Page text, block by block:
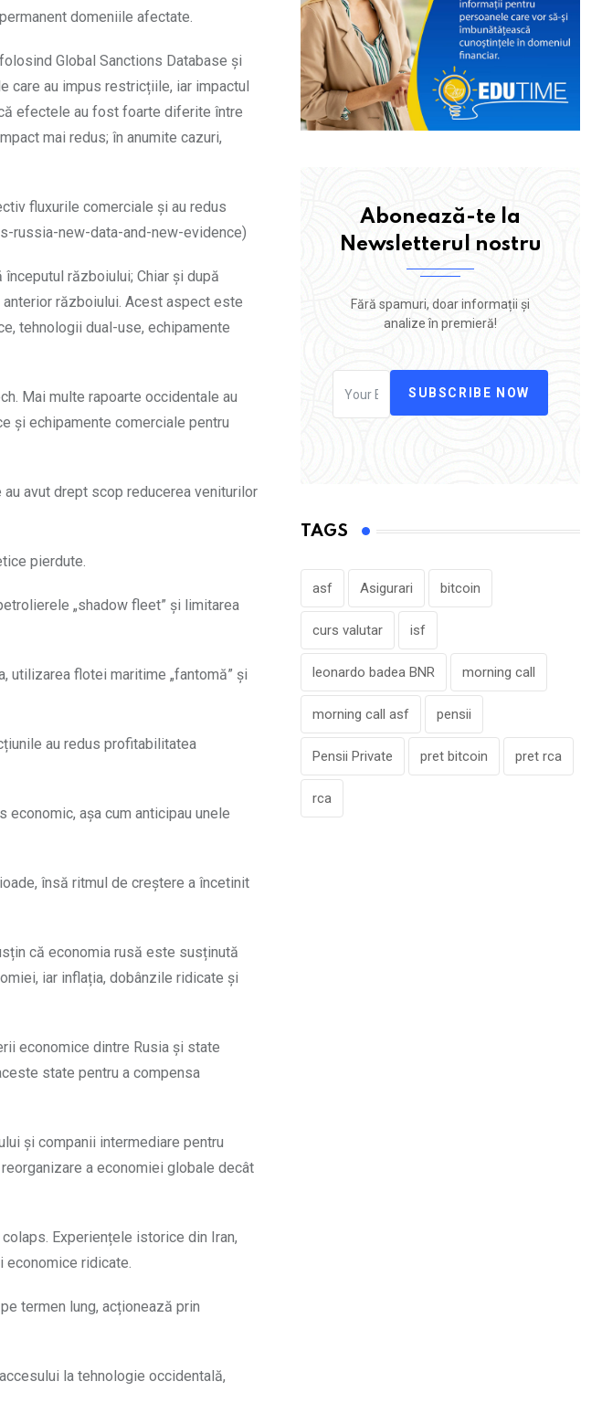
domeniile afectate.
Global Sanctions Database și
care au impus restricțiile, iar impactul
efectele au fost foarte diferite între
mai redus; în anumite cazuri,
fluxurile comerciale și au redus
russia-new-data-and-new-evidence)
războiului; Chiar și după
războiului. Acest aspect este
tehnologii dual-use, echipamente
Mai multe rapoarte occidentale au
și echipamente comerciale pentru
avut drept scop reducerea veniturilor
pierdute.
„shadow fleet” și limitarea
utilizarea flotei maritime „fantomă” și
au redus profitabilitatea
așa cum anticipau unele
însă ritmul de creștere a încetinit
că economia rusă este susținută
iar inflația, dobânzile ridicate și
economice dintre Rusia și state
state pentru a compensa
și companii intermediare pentru
a economiei globale decât
Experiențele istorice din Iran,
economice ridicate.
termen lung, acționează prin
la tehnologie occidentală,
Abonează-te la
Newsletterul nostru
Fără spamuri, doar informații și
analize în premieră!
SUBSCRIBE NOW
TAGS
asf Asigurari bitcoin
curs valutar isf
leonardo badea BNR morning call
morning call asf pensii
Pensii Private pret bitcoin pret rca
rca